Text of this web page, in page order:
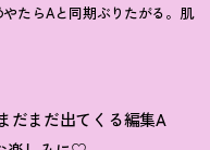
たらAと同期ぶりたがる。肌
だまだ出てくる編集A